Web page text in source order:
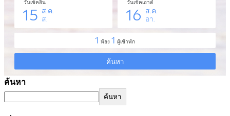
ค้นหา
ค้นหา